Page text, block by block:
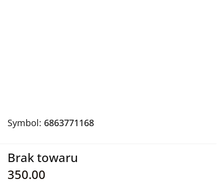
Symbol: 6863771168
Brak towaru
350.00